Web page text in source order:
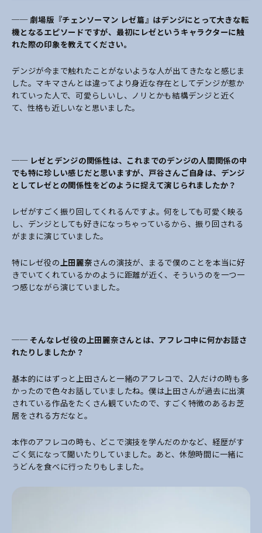
── 劇場版『チェンソーマン レゼ篇』はデンジにとって大きな転
機となるエピソードですが、最初にレゼというキャラクターに触
れた際の印象を教えてください。
デンジが今まで触れたことがないような人が出てきたなと感じま
した。マキマさんとは違ってより身近な存在としてデンジが惹か
れていった人で、可愛らしいし、ノリとかも結構デンジと近く
て、性格も近しいなと思いました。
── レゼとデンジの関係性は、これまでのデンジの人間関係の中
でも特に珍しい感じだと思いますが、戸谷さんご自身は、デンジ
としてレゼとの関係性をどのように捉えて演じられましたか？
レゼがすごく振り回してくれるんですよ。何をしても可愛く映る
し、デンジとしても好きになっちゃっているから、振り回される
がままに演じていました。
特にレゼ役の上田麗奈さんの演技が、まるで僕のことを本当に好
きでいてくれているかのように距離が近く、そういうのを一つ一
つ感じながら演じていました。
── そんなレゼ役の上田麗奈さんとは、アフレコ中に何かお話さ
れたりしましたか？
基本的にはずっと上田さんと一緒のアフレコで、2人だけの時も多
かったので色々お話していましたね。僕は上田さんが過去に出演
されている作品をたくさん観ていたので、すごく特徴のあるお芝
居をされる方だなと。
本作のアフレコの時も、どこで演技を学んだのかなど、経歴がす
ごく気になって聞いたりしていました。あと、休憩時間に一緒に
うどんを食べに行ったりもしました。